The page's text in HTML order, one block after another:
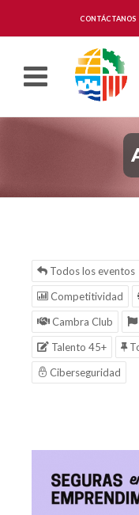
CONTÁCTANOS
Todos los eventos
Competitividad
Cambra Club
Talento 45+
Ciberseguridad